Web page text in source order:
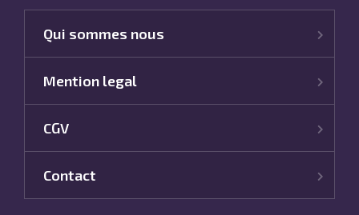
Qui sommes nous
Mention legal
CGV
Contact